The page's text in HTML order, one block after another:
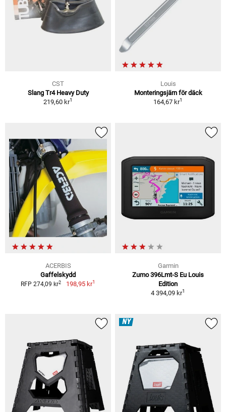
CST
Slang Tr4 Heavy Duty
219,60 kr1
Louis
Monteringsjärn för däck
164,67 kr1
ACERBIS
Gaffelskydd
RFP 274,09 kr2 198,95 kr1
Garmin
Zumo 396Lmt-S Eu Louis
Edition
4 394,09 kr1
NY